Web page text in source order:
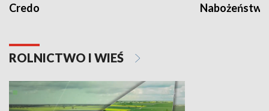
Credo
ROLNICTWO I WIEŚ